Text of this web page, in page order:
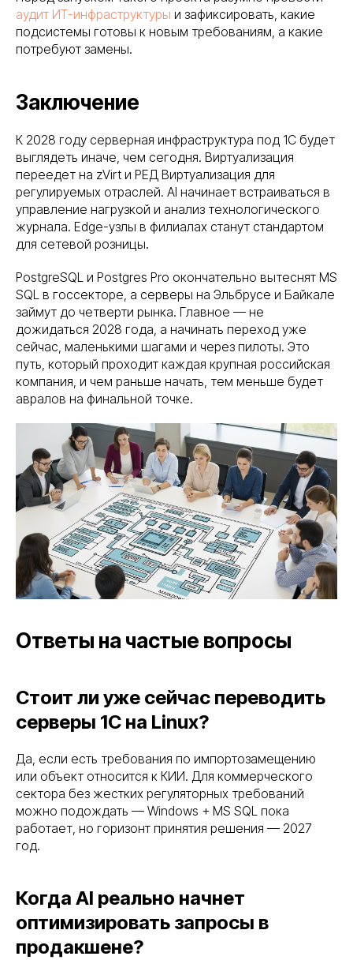
аудит ИТ-инфраструктуры и зафиксировать, какие
подсистемы готовы к новым требованиям, а какие
потребуют замены.
Заключение
К 2028 году серверная инфраструктура под 1С будет
выглядеть иначе, чем сегодня. Виртуализация
переедет на zVirt и РЕД Виртуализация для
регулируемых отраслей. AI начинает встраиваться в
управление нагрузкой и анализ технологического
журнала. Edge-узлы в филиалах станут стандартом
для сетевой розницы.
PostgreSQL и Postgres Pro окончательно вытеснят MS
SQL в госсекторе, а серверы на Эльбрусе и Байкале
займут до четверти рынка. Главное — не
дожидаться 2028 года, а начинать переход уже
сейчас, маленькими шагами и через пилоты. Это
путь, который проходит каждая крупная российская
компания, и чем раньше начать, тем меньше будет
авралов на финальной точке.
Ответы на частые вопросы
Стоит ли уже сейчас переводить
серверы 1С на Linux?
Да, если есть требования по импортозамещению
или объект относится к КИИ. Для коммерческого
сектора без жестких регуляторных требований
можно подождать — Windows + MS SQL пока
работает, но горизонт принятия решения — 2027
год.
Когда AI реально начнет
оптимизировать запросы в
продакшене?
данных в соответствии с
политикой
конфиденциальности
Оставить заявку
Рейтинг компании
В реестре
поставщиков
Телефон
8 (800) 302-34-73
Почта для входящих
обращений:
info@serverzilla.ru
Модернизация IT-инфраструктуры
Инженерные системы
Импортозамещение
Подбор серверного оборудования
Услуги
Оборудование для инф. безопасности
Мультимедийные решения
Системы электроснабжения
Видеонаблюдение
Серверное оборудование
Системы хранения данных
Сетевое оборудование
Оборудование
Серверное оборудование для госучреждений
Серверное оборудование для
Решения
Карта сайта
О компании
Контакты